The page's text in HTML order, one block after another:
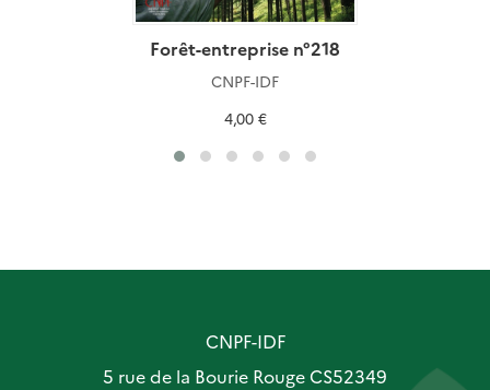
Forêt-entreprise n°218
CNPF-IDF
4,00 €
CNPF-IDF
5 rue de la Bourie Rouge CS52349